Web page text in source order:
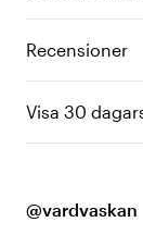
Recensioner
Visa 30
@vardvaskan